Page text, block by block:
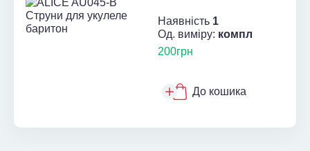
Наявність 1
Од. виміру: компл
200грн
До кошика